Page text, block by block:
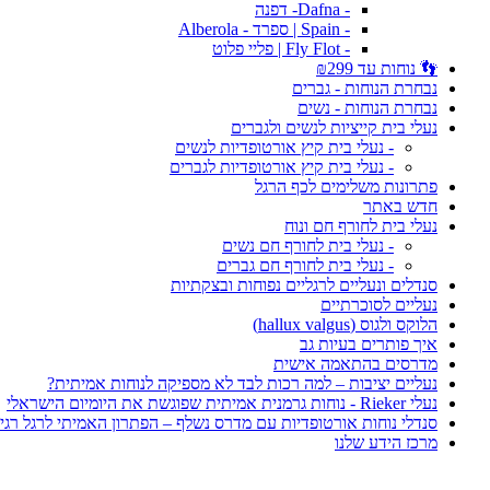
- Dafna- דפנה
- Spain | ספרד - Alberola
- Fly Flot | פליי פלוט
👣 נוחות עד ₪299
נבחרת הנוחות - גברים
נבחרת הנוחות - נשים
נעלי בית קייציות לנשים ולגברים
- נעלי בית קיץ אורטופדיות לנשים
- נעלי בית קיץ אורטופדיות לגברים
פתרונות משלימים לכף הרגל
חדש באתר
נעלי בית לחורף חם ונוח
- נעלי בית לחורף חם נשים
- נעלי בית לחורף חם גברים
סנדלים ונעליים לרגליים נפוחות ובצקתיות
נעליים לסוכרתיים
הלוקס ולגוס (hallux valgus)
איך פותרים בעיות גב
מדרסים בהתאמה אישית
נעליים יציבות – למה רכות לבד לא מספיקה לנוחות אמיתית?
נעלי Rieker - נוחות גרמנית אמיתית שפוגשת את היומיום הישראלי
סנדלי נוחות אורטופדיות עם מדרס נשלף – הפתרון האמיתי לרגל
מרכז הידע שלנו